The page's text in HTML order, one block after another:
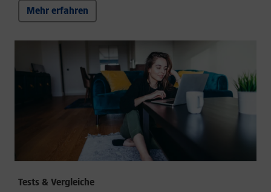
Mehr erfahren
Tests & Vergleiche